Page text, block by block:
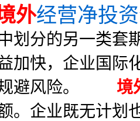
外经营净投
划分的另一类套
加快，企业国际
规避风险。 境
。企业既无计划